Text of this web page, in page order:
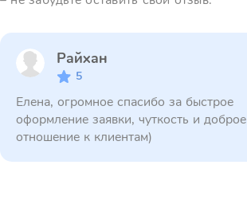
Райхан
5
Елена, огромное спасибо за быстрое
оформление заявки, чуткость и доброе
отношение к клиентам)